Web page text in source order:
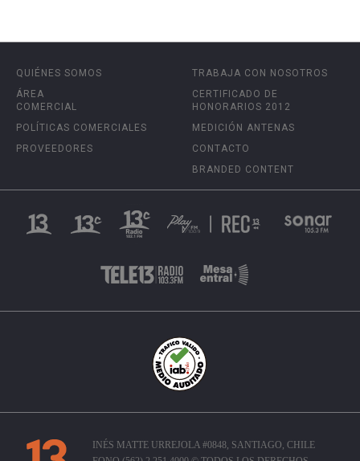
QUIÉNES SOMOS
ÁREA
COMERCIAL
POLÍTICAS COMERCIALES
PROVEEDORES
TRABAJA CON NOSOTROS
CERTIFICADO DE
HONORARIOS 2012
MEDICIÓN ANTENAS
CONTACTO
BRANDED CONTENT
INÉS MATTE URREJOLA #0848, SANTIAGO, CHILE